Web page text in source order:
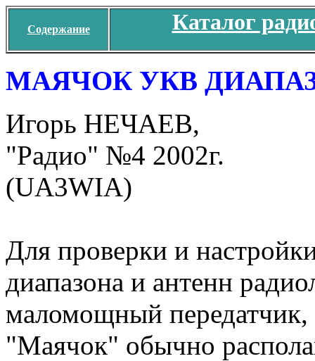
Содержание Каталог
МАЯЧОК УКВ
Игорь НЕЧАЕВ,
"Радио" №4 2002г.
(UA3WIA)
Для проверки и
диапазона и антенн
маломощный
"Маячок" обычно